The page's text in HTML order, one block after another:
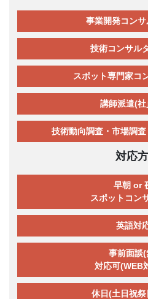
事業開発コン
技術コンサル
スポット専門家コ
講師派遣(社
技術動向調査・市場調
対応
早朝 or
スポットコン
英語対
事前面談(
対応可(WEB
休日(土日祝